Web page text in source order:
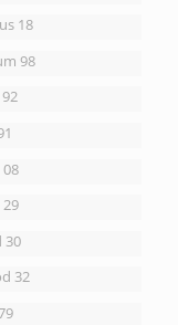
18
98
30
32